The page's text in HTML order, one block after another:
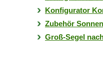
Konfigurator
Zubehör
Groß-Segel